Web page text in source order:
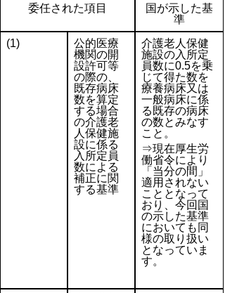
委任された項目
国が示した基
準
(1)
公的医療
機関の開
設許可等
の際の、
既存病床
数を算定
する場合
の介護老
人保健施
設に係る
入所定員
数による
補正に関
する基準
介護老人保健
施設の入所定
員数に0.5を乗
じて得た数を
療養病床又は
一般病床に係
る既存の病床
の数とみなす
こと。
⇒現在厚生労
働省令により
「当分の間」
適用されない
こととなって
おり、今回国
の示した基準
においても同
様の取り扱い
となっていま
す。